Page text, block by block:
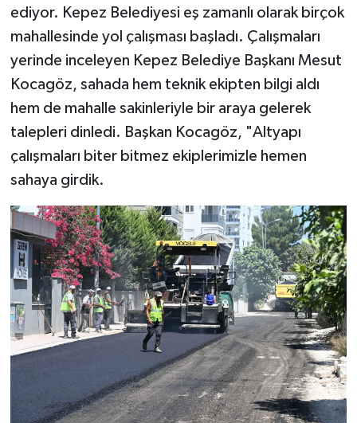
ediyor. Kepez Belediyesi eş zamanlı olarak birçok
mahallesinde yol çalışması başladı. Çalışmaları
yerinde inceleyen Kepez Belediye Başkanı Mesut
Kocagöz, sahada hem teknik ekipten bilgi aldı
hem de mahalle sakinleriyle bir araya gelerek
talepleri dinledi. Başkan Kocagöz, "Altyapı
çalışmaları biter bitmez ekiplerimizle hemen
sahaya girdik.